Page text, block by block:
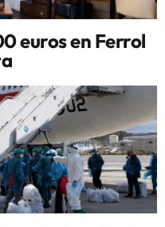
euros en Ferrol